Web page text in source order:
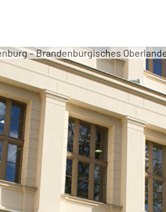
– Brandenburgisches